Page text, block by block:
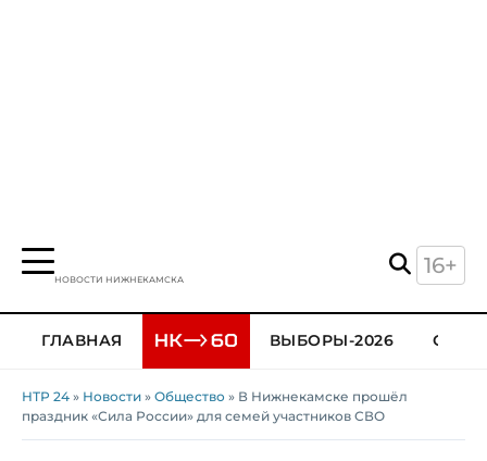
НОВОСТИ НИЖНЕКАМСКА
16+
ГЛАВНАЯ ВЫБОРЫ-2026
НТР 24 » Новости » Общество » В Нижнекамске прошёл
праздник «Сила России» для семей участников СВО